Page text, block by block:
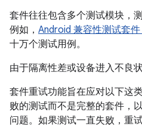
套件往往包含多个测试模块，
例如， Android 兼容性测试套件
十万个测试用例。
由于隔离性差或设备进入不良
套件重试功能旨在应对以下这
败的测试而不是完整的套件，
问题。如果测试一直失败，重